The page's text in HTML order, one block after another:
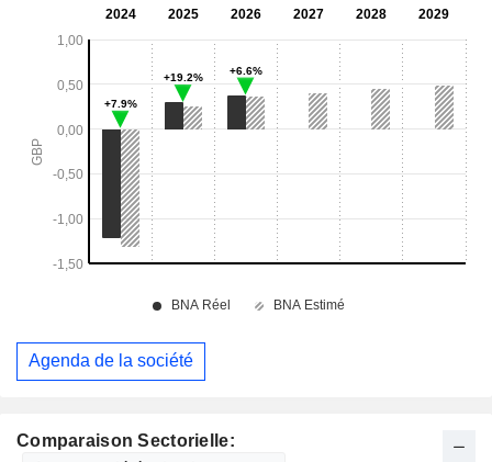
Comparaison Sectorielle:
Agenda de la société